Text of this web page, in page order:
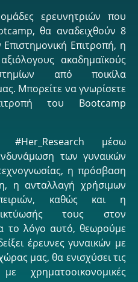
ερευνητριών που
θα αναδειχθούν 8
Επιτροπή, η
ακαδημαϊκούς
από ποικίλα
Μπορείτε να γνωρίσετε
του Bootcamp
μέσω
των γυναικών
η πρόσβαση
η ανταλλαγή χρήσιμων
καθώς και η
τους στον
το λόγο αυτό, θεωρούμε
έρευνες γυναικών με
μας, θα ενισχύσει τις
χρηματοοικονομικές